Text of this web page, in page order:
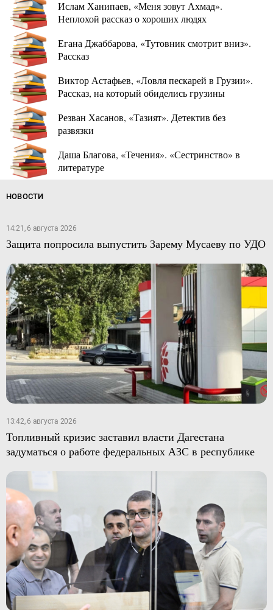
Ислам Ханипаев, «Меня зовут Ахмад».
Неплохой рассказ о хороших людях
Егана Джаббарова, «Тутовник смотрит вниз».
Рассказ
Виктор Астафьев, «Ловля пескарей в Грузии».
Рассказ, на который обиделись грузины
Резван Хасанов, «Тазият». Детектив без
развязки
Даша Благова, «Течения». «Сестринство» в
литературе
НОВОСТИ
14:21, 6 августа 2026
Защита попросила выпустить Зарему Мусаеву по УДО
13:42, 6 августа 2026
Топливный кризис заставил власти Дагестана
задуматься о работе федеральных АЗС в республике